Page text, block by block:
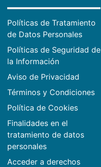
Políticas de Tratamiento
de Datos Personales
Políticas de Seguridad de
la Información
Aviso de Privacidad
Términos y Condiciones
Política de Cookies
Finalidades en el
tratamiento de datos
personales
Acceder a derechos